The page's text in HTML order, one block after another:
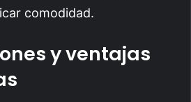
comodidad.
y ventajas